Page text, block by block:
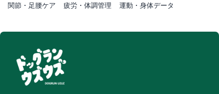
関節・足腰ケア
疲労・体調管理 運動・身体データ